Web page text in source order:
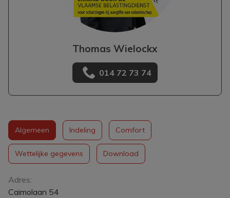
Thomas Wielockx
014 72 73 74
Algemeen Indeling Comfort
Wettelijke gegevens Download
Algemeen
Adres:
Caimolaan 54